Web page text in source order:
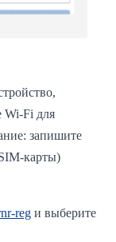
Wi-Fi для
запишите
карты)
reg и выберите